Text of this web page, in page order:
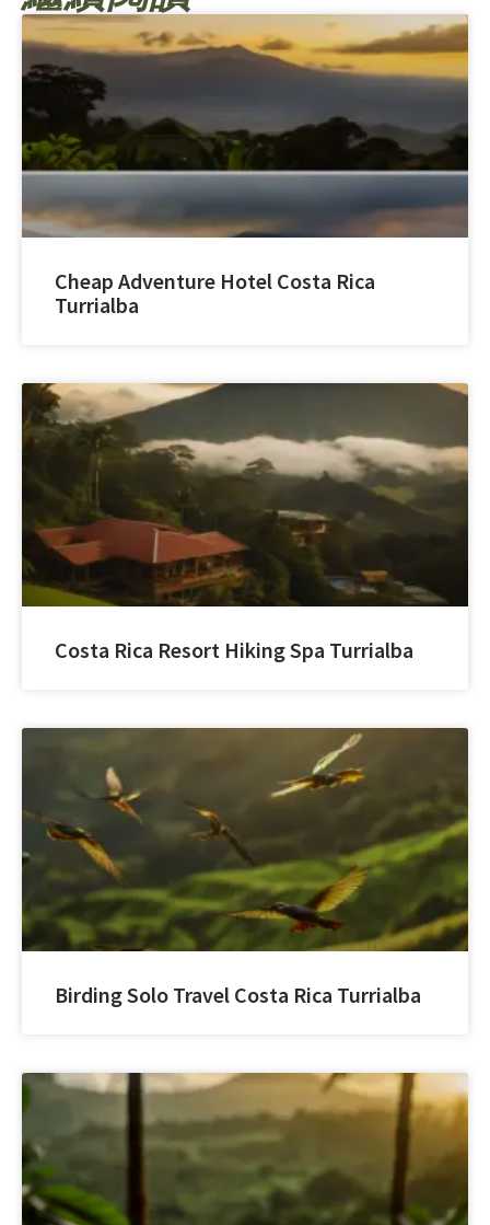
Cheap Adventure Hotel Costa Rica
Turrialba
Costa Rica Resort Hiking Spa Turrialba
Birding Solo Travel Costa Rica Turrialba